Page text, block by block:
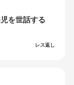
を世話する
レス返し